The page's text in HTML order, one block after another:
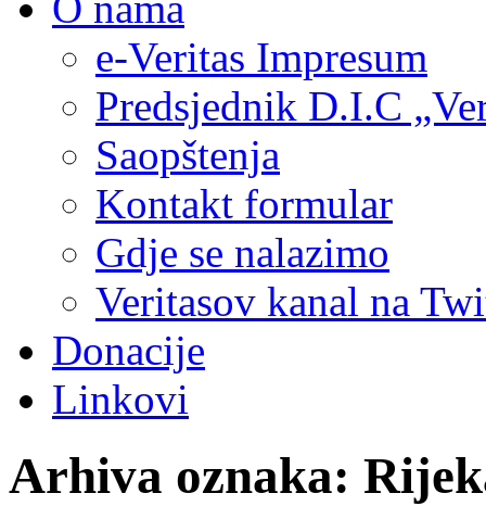
e-Veritas Impresum
Predsjednik D.I.C
Saopštenja
Kontakt formular
Gdje se nalazimo
Veritasov kanal na
Donacije
Linkovi
Arhiva oznaka: